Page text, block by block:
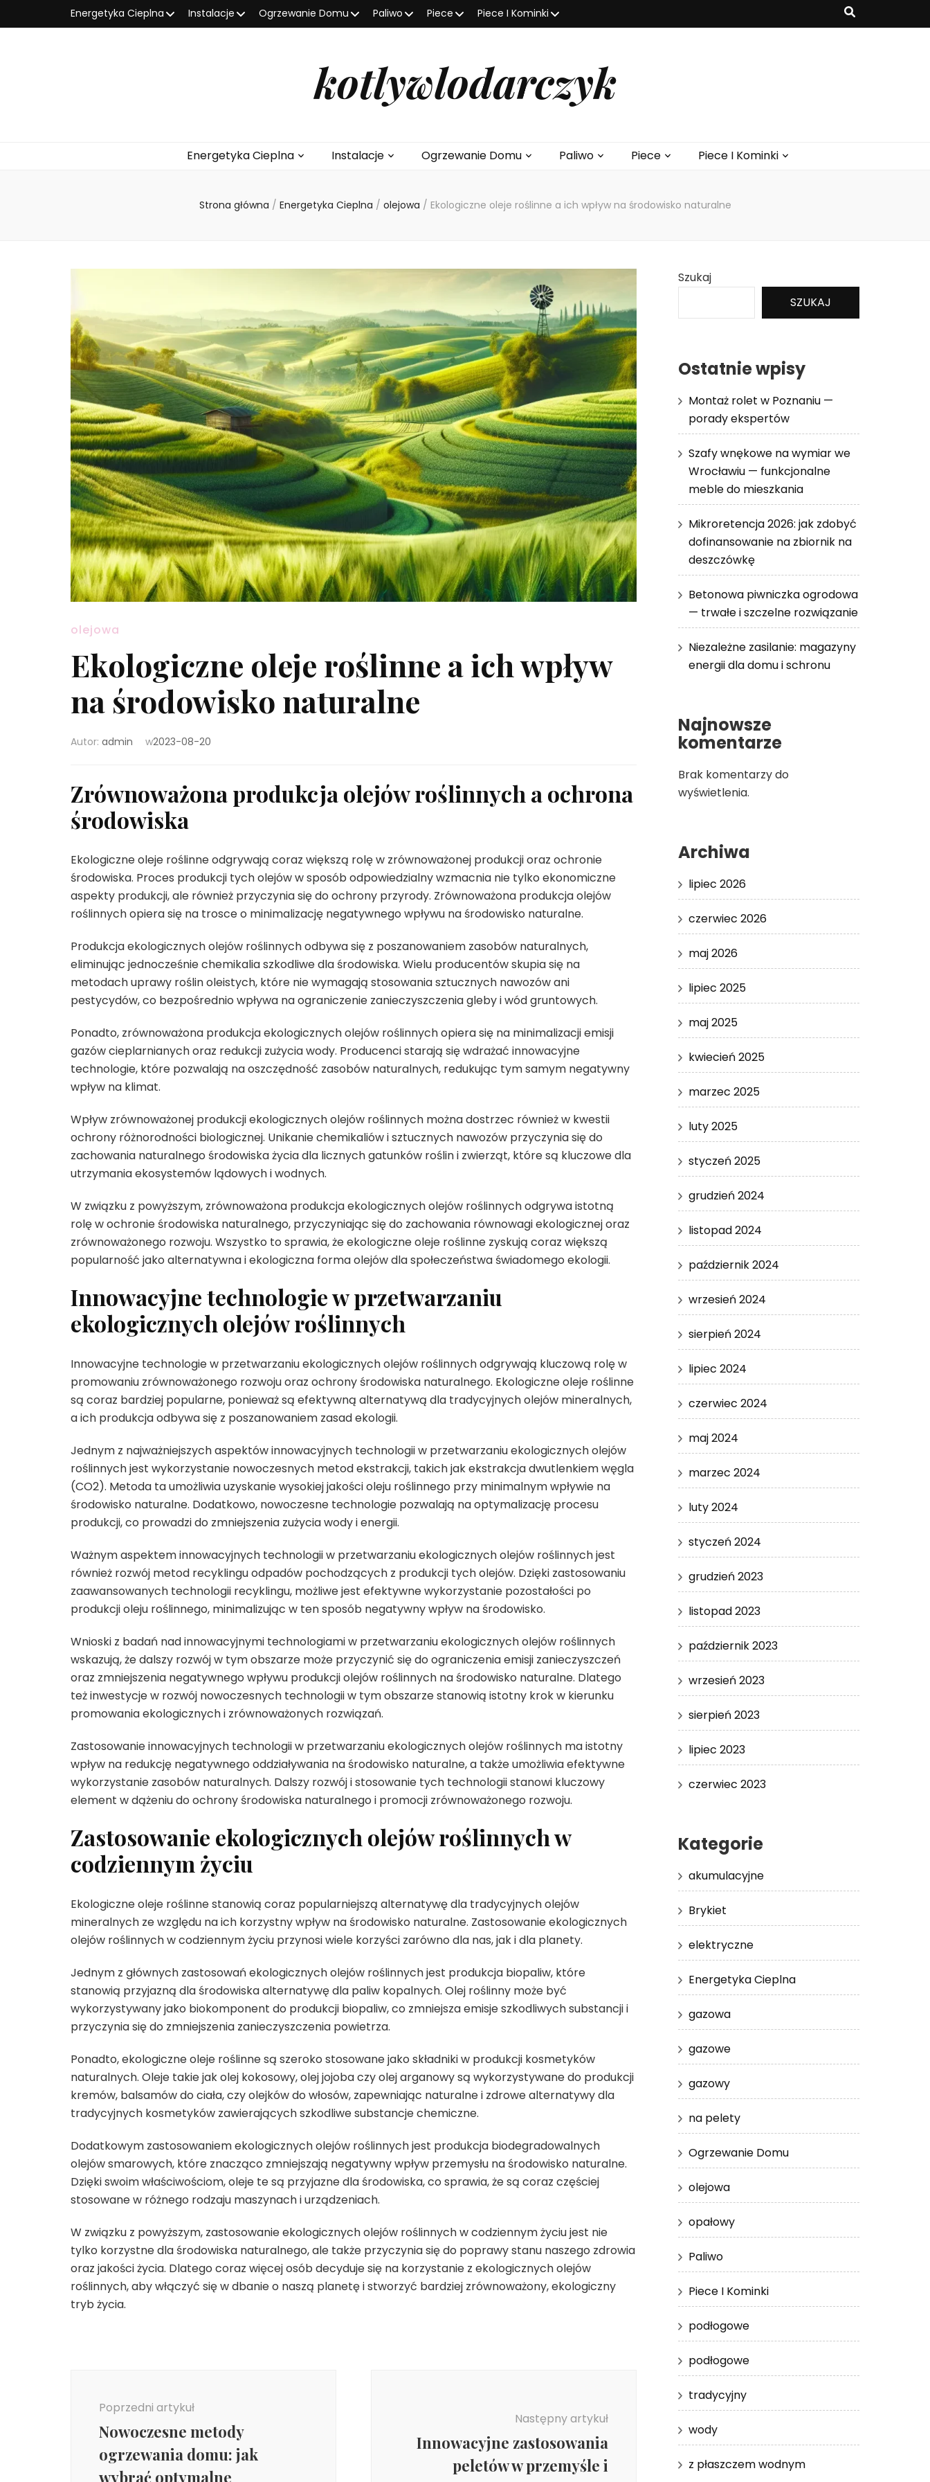
Energetyka Cieplna Instalacje Ogrzewanie Domu Paliwo Piece Piece I Kominki
kotlywlodarczyk
Energetyka Cieplna Instalacje Ogrzewanie Domu Paliwo Piece Piece I Kominki
Strona główna / Energetyka Cieplna / olejowa / Ekologiczne oleje roślinne a ich wpływ na środowisko naturalne
olejowa
Ekologiczne oleje roślinne a ich wpływ
na środowisko naturalne
Autor: admin w2023-08-20
Zrównoważona produkcja olejów roślinnych a ochrona
środowiska
Ekologiczne oleje roślinne odgrywają coraz większą rolę w zrównoważonej produkcji oraz ochronie
środowiska. Proces produkcji tych olejów w sposób odpowiedzialny wzmacnia nie tylko ekonomiczne
aspekty produkcji, ale również przyczynia się do ochrony przyrody. Zrównoważona produkcja olejów
roślinnych opiera się na trosce o minimalizację negatywnego wpływu na środowisko naturalne.
Produkcja ekologicznych olejów roślinnych odbywa się z poszanowaniem zasobów naturalnych,
eliminując jednocześnie chemikalia szkodliwe dla środowiska. Wielu producentów skupia się na
metodach uprawy roślin oleistych, które nie wymagają stosowania sztucznych nawozów ani
pestycydów, co bezpośrednio wpływa na ograniczenie zanieczyszczenia gleby i wód gruntowych.
Ponadto, zrównoważona produkcja ekologicznych olejów roślinnych opiera się na minimalizacji emisji
gazów cieplarnianych oraz redukcji zużycia wody. Producenci starają się wdrażać innowacyjne
technologie, które pozwalają na oszczędność zasobów naturalnych, redukując tym samym negatywny
wpływ na klimat.
Wpływ zrównoważonej produkcji ekologicznych olejów roślinnych można dostrzec również w kwestii
ochrony różnorodności biologicznej. Unikanie chemikaliów i sztucznych nawozów przyczynia się do
zachowania naturalnego środowiska życia dla licznych gatunków roślin i zwierząt, które są kluczowe dla
utrzymania ekosystemów lądowych i wodnych.
W związku z powyższym, zrównoważona produkcja ekologicznych olejów roślinnych odgrywa istotną
rolę w ochronie środowiska naturalnego, przyczyniając się do zachowania równowagi ekologicznej oraz
zrównoważonego rozwoju. Wszystko to sprawia, że ekologiczne oleje roślinne zyskują coraz większą
popularność jako alternatywna i ekologiczna forma olejów dla społeczeństwa świadomego ekologii.
Innowacyjne technologie w przetwarzaniu
ekologicznych olejów roślinnych
Innowacyjne technologie w przetwarzaniu ekologicznych olejów roślinnych odgrywają kluczową rolę w
promowaniu zrównoważonego rozwoju oraz ochrony środowiska naturalnego. Ekologiczne oleje roślinne
są coraz bardziej popularne, ponieważ są efektywną alternatywą dla tradycyjnych olejów mineralnych,
a ich produkcja odbywa się z poszanowaniem zasad ekologii.
Jednym z najważniejszych aspektów innowacyjnych technologii w przetwarzaniu ekologicznych olejów
roślinnych jest wykorzystanie nowoczesnych metod ekstrakcji, takich jak ekstrakcja dwutlenkiem węgla
(CO2). Metoda ta umożliwia uzyskanie wysokiej jakości oleju roślinnego przy minimalnym wpływie na
środowisko naturalne. Dodatkowo, nowoczesne technologie pozwalają na optymalizację procesu
produkcji, co prowadzi do zmniejszenia zużycia wody i energii.
Ważnym aspektem innowacyjnych technologii w przetwarzaniu ekologicznych olejów roślinnych jest
również rozwój metod recyklingu odpadów pochodzących z produkcji tych olejów. Dzięki zastosowaniu
zaawansowanych technologii recyklingu, możliwe jest efektywne wykorzystanie pozostałości po
produkcji oleju roślinnego, minimalizując w ten sposób negatywny wpływ na środowisko.
Wnioski z badań nad innowacyjnymi technologiami w przetwarzaniu ekologicznych olejów roślinnych
wskazują, że dalszy rozwój w tym obszarze może przyczynić się do ograniczenia emisji zanieczyszczeń
oraz zmniejszenia negatywnego wpływu produkcji olejów roślinnych na środowisko naturalne. Dlatego
też inwestycje w rozwój nowoczesnych technologii w tym obszarze stanowią istotny krok w kierunku
promowania ekologicznych i zrównoważonych rozwiązań.
Zastosowanie innowacyjnych technologii w przetwarzaniu ekologicznych olejów roślinnych ma istotny
wpływ na redukcję negatywnego oddziaływania na środowisko naturalne, a także umożliwia efektywne
wykorzystanie zasobów naturalnych. Dalszy rozwój i stosowanie tych technologii stanowi kluczowy
element w dążeniu do ochrony środowiska naturalnego i promocji zrównoważonego rozwoju.
Zastosowanie ekologicznych olejów roślinnych w
codziennym życiu
Ekologiczne oleje roślinne stanowią coraz popularniejszą alternatywę dla tradycyjnych olejów
mineralnych ze względu na ich korzystny wpływ na środowisko naturalne. Zastosowanie ekologicznych
olejów roślinnych w codziennym życiu przynosi wiele korzyści zarówno dla nas, jak i dla planety.
Jednym z głównych zastosowań ekologicznych olejów roślinnych jest produkcja biopaliw, które
stanowią przyjazną dla środowiska alternatywę dla paliw kopalnych. Olej roślinny może być
wykorzystywany jako biokomponent do produkcji biopaliw, co zmniejsza emisje szkodliwych substancji i
przyczynia się do zmniejszenia zanieczyszczenia powietrza.
Ponadto, ekologiczne oleje roślinne są szeroko stosowane jako składniki w produkcji kosmetyków
naturalnych. Oleje takie jak olej kokosowy, olej jojoba czy olej arganowy są wykorzystywane do produkcji
kremów, balsamów do ciała, czy olejków do włosów, zapewniając naturalne i zdrowe alternatywy dla
tradycyjnych kosmetyków zawierających szkodliwe substancje chemiczne.
Dodatkowym zastosowaniem ekologicznych olejów roślinnych jest produkcja biodegradowalnych
olejów smarowych, które znacząco zmniejszają negatywny wpływ przemysłu na środowisko naturalne.
Dzięki swoim właściwościom, oleje te są przyjazne dla środowiska, co sprawia, że są coraz częściej
stosowane w różnego rodzaju maszynach i urządzeniach.
W związku z powyższym, zastosowanie ekologicznych olejów roślinnych w codziennym życiu jest nie
tylko korzystne dla środowiska naturalnego, ale także przyczynia się do poprawy stanu naszego zdrowia
oraz jakości życia. Dlatego coraz więcej osób decyduje się na korzystanie z ekologicznych olejów
roślinnych, aby włączyć się w dbanie o naszą planetę i stworzyć bardziej zrównoważony, ekologiczny
tryb życia.
Poprzedni artykuł
Nowoczesne metody
ogrzewania domu: jak
wybrać optymalne
Następny artykuł
Innowacyjne zastosowania
peletów w przemyśle i
Szukaj
SZUKAJ
Ostatnie wpisy
Montaż rolet w Poznaniu —
porady ekspertów
Szafy wnękowe na wymiar we
Wrocławiu — funkcjonalne
meble do mieszkania
Mikroretencja 2026: jak zdobyć
dofinansowanie na zbiornik na
deszczówkę
Betonowa piwniczka ogrodowa
— trwałe i szczelne rozwiązanie
Niezależne zasilanie: magazyny
energii dla domu i schronu
Najnowsze
komentarze
Brak komentarzy do
wyświetlenia.
Archiwa
lipiec 2026
czerwiec 2026
maj 2026
lipiec 2025
maj 2025
kwiecień 2025
marzec 2025
luty 2025
styczeń 2025
grudzień 2024
listopad 2024
październik 2024
wrzesień 2024
sierpień 2024
lipiec 2024
czerwiec 2024
maj 2024
marzec 2024
luty 2024
styczeń 2024
grudzień 2023
listopad 2023
październik 2023
wrzesień 2023
sierpień 2023
lipiec 2023
czerwiec 2023
Kategorie
akumulacyjne
Brykiet
elektryczne
Energetyka Cieplna
gazowa
gazowe
gazowy
na pelety
Ogrzewanie Domu
olejowa
opałowy
Paliwo
Piece I Kominki
podłogowe
podłogowe
tradycyjny
wody
z płaszczem wodnym